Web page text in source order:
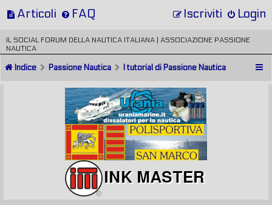
Articoli FAQ Login
Iscriviti
IL SOCIAL FORUM DELLA NAUTICA ITALIANA | ASSOCIAZIONE PASSIONE
NAUTICA
Indice Passione Nautica I tutorial di Passione Nautica